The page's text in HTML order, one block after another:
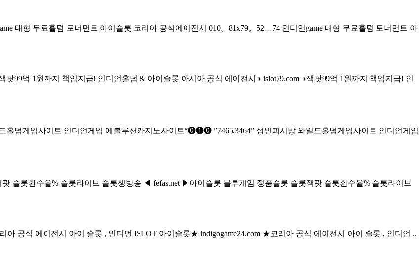
대형 무료홀덤 토너먼트 아이슬롯 코리아 공식에이전시 010。81x79。52ㅡ74 인디언game 대형 무료홀덤 토너먼트 아
팟99억 1원까지 책임지급! 인디언홀덤 & 아이슬롯 아시아 공식 에이전시◑ islot79.com ◑잭팟99억 1원까지 책임지급! 인
홀덤게임사이트 인디언게임 에볼루션카­지노사이트”⓿❶⓿ ”7465.3464” 성인피시방 와일드홀덤게임사이트 인디언게임
슬롯환수율% 슬롯라이브 슬롯생방송 ◀ fefas.net ▶아이슬롯 블루게임 정품슬롯 슬롯잭팟 슬롯환수율% 슬롯라이브
아 공식 에이전시 아이 슬롯 , 인디언 ISLOT 아이슬롯★ indigogame24.com ★코리아 공식 에이전시 아이 슬롯 , 인디언 ..